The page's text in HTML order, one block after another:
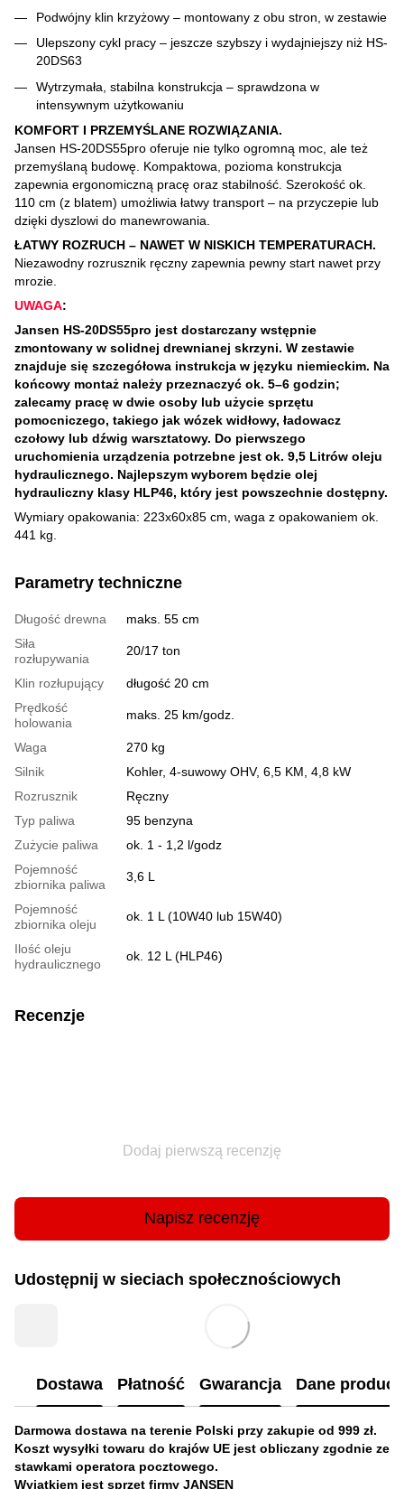
Podwójny klin krzyżowy – montowany z obu stron, w zestawie
Ulepszony cykl pracy – jeszcze szybszy i wydajniejszy niż HS-
20DS63
Wytrzymała, stabilna konstrukcja – sprawdzona w
intensywnym użytkowaniu
KOMFORT I PRZEMYŚLANE ROZWIĄZANIA.
Jansen HS-20DS55pro oferuje nie tylko ogromną moc, ale też
przemyślaną budowę. Kompaktowa, pozioma konstrukcja
zapewnia ergonomiczną pracę oraz stabilność. Szerokość ok.
110 cm (z blatem) umożliwia łatwy transport – na przyczepie lub
dzięki dyszlowi do manewrowania.
ŁATWY ROZRUCH – NAWET W NISKICH TEMPERATURACH.
Niezawodny rozrusznik ręczny zapewnia pewny start nawet przy
mrozie.
UWAGA:
Jansen HS-20DS55pro jest dostarczany wstępnie
zmontowany w solidnej drewnianej skrzyni. W zestawie
znajduje się szczegółowa instrukcja w języku niemieckim. Na
końcowy montaż należy przeznaczyć ok. 5–6 godzin;
zalecamy pracę w dwie osoby lub użycie sprzętu
pomocniczego, takiego jak wózek widłowy, ładowacz
czołowy lub dźwig warsztatowy. Do pierwszego
uruchomienia urządzenia potrzebne jest ok. 9,5 Litrów oleju
hydraulicznego. Najlepszym wyborem będzie olej
hydrauliczny klasy HLP46, który jest powszechnie dostępny.
Wymiary opakowania: 223x60x85 cm, waga z opakowaniem ok.
441 kg.
Parametry techniczne
Długość drewna
maks. 55 cm
Siła
rozłupywania
20/17 ton
Klin rozłupujący
długość 20 cm
Prędkość
holowania
maks. 25 km/godz.
Waga
270 kg
Silnik
Kohler, 4-suwowy OHV, 6,5 KM, 4,8 kW
Rozrusznik
Ręczny
Typ paliwa
95 benzyna
Zużycie paliwa
ok. 1 - 1,2 l/godz
Pojemność
zbiornika paliwa
3,6 L
Pojemność
zbiornika oleju
ok. 1 L (10W40 lub 15W40)
Ilość oleju
hydraulicznego
ok. 12 L (HLP46)
Recenzje
Dodaj pierwszą recenzję
Napisz recenzję
Udostępnij w sieciach społecznościowych
Dostawa Płatność Gwarancja Dane
Darmowa dostawa na terenie Polski przy zakupie od 999 zł.
Koszt wysyłki towaru do krajów UE jest obliczany zgodnie ze
stawkami operatora pocztowego.
Wyjątkiem jest sprzęt firmy JANSEN